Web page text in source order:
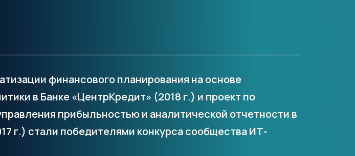
финансового планирования на основе
в Банке «ЦентрКредит» (2018 г.) и проект по
прибыльностью и аналитической отчетности в
г.) стали победителями конкурса сообщества ИТ-